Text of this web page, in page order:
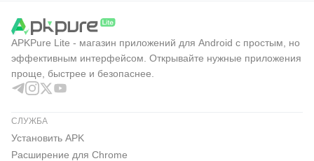
APKPure Lite - магазин приложений для Android с простым, но
эффективным интерфейсом. Открывайте нужные приложения
проще, быстрее и безопаснее.
СЛУЖБА
Установить APK
Расширение для Chrome